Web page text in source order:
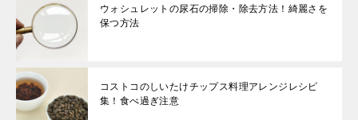
ウォシュレットの尿石の掃除・除去方法！綺麗さを
保つ方法
コストコのしいたけチップス料理アレンジレシピ
集！食べ過ぎ注意